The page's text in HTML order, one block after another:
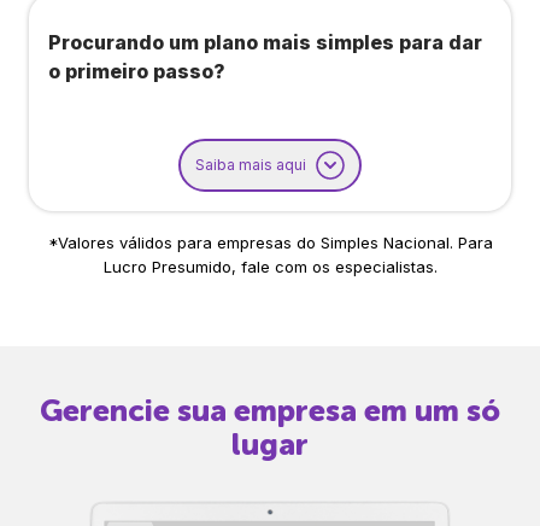
Procurando um plano mais simples para dar
o primeiro passo?
Saiba mais aqui
*Valores válidos para empresas do Simples Nacional. Para
Lucro Presumido, fale com os especialistas.
Gerencie sua empresa em um só
lugar